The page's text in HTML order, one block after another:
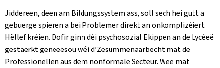
Jiddereen, deen am Bildungssystem ass, soll sech hei gutt a
gebuerge spieren a bei Problemer direkt an onkomplizéiert
Hëllef kréien. Dofir ginn déi psychosozial Ekippen an de Lycéeë
gestäerkt geneeësou wéi d’Zesummenaarbecht mat de
Professionellen aus dem nonformale Secteur. Wee mat